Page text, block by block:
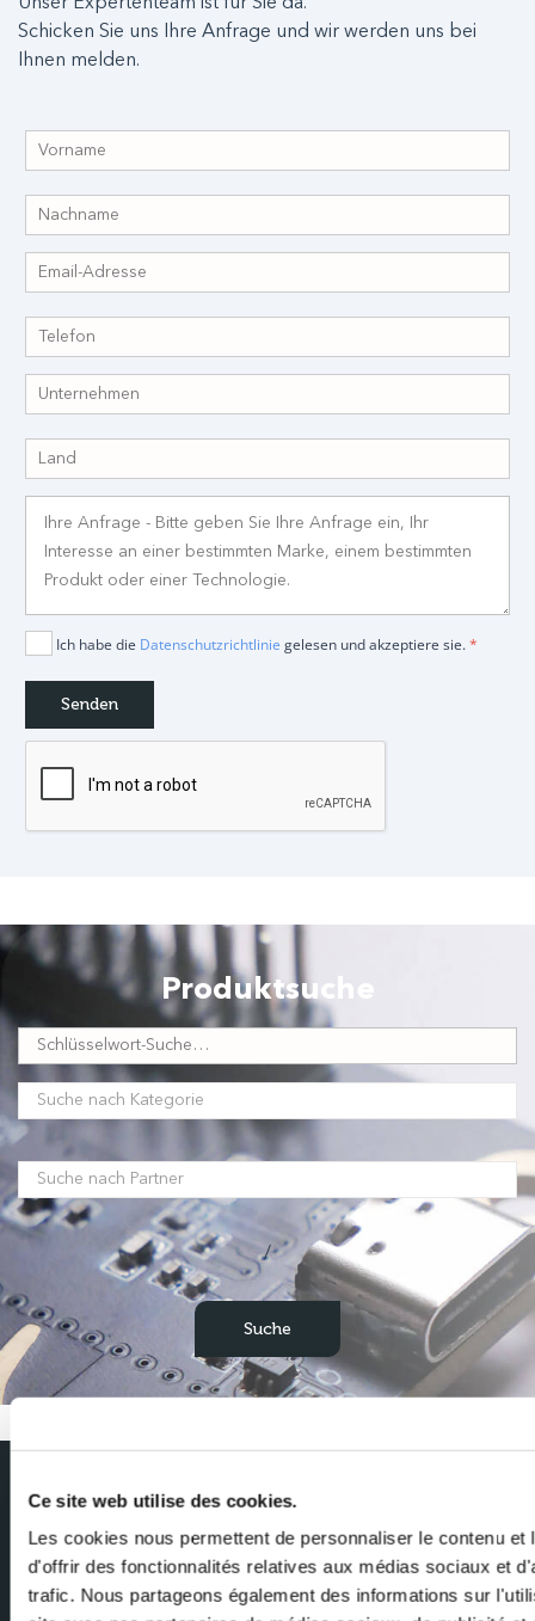
Ce site web utilise des cookies.
Les cookies nous permettent de personnaliser le contenu et
d'offrir des fonctionnalités relatives aux médias sociaux et
trafic. Nous partageons également des informations sur
Schicken Sie uns Ihre Anfrage und wir werden uns bei
Ihnen melden.
Ich habe die Datenschutzrichtlinie gelesen und akzeptiere sie.*
Produktsuche
/
Erhalten Sie die neuesten Nachrichten von Milexia direkt in Ihren
Posteingang